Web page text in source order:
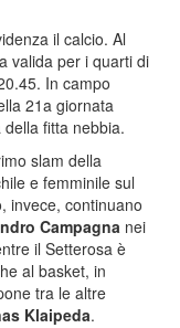
il calcio. Al
valida per i quarti di
In campo
21a giornata
fitta nebbia.
slam della
e femminile sul
invece, continuano
Campagna nei
il Setterosa è
al basket, in
tra le altre
Klaipeda.